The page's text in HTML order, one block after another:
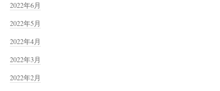
2022年6月
2022年5月
2022年4月
2022年3月
2022年2月